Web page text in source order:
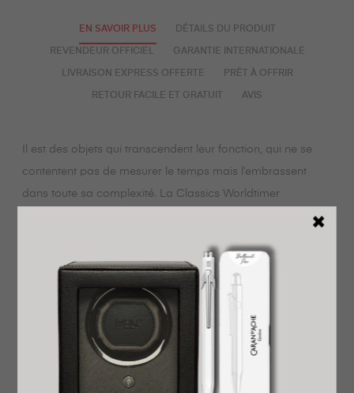
EN SAVOIR PLUS DÉTAILS DU PRODUIT
REVENDEUR OFFICIEL GARANTIE INTERNATIONALE
LIVRAISON EXPRESS OFFERTE PRÊT À OFFRIR
RETOUR FACILE ET GRATUIT AVIS
Il est des objets qui transcendent leur fonction, qui ne se
contentent pas de mesurer le temps mais l’embrassent
dans toute sa complexité. La Classics Worldtimer
Manufacture de Frédérique Constant est de ceux-là. Une
accompagner : 24 fuseaux horaires, réglables d’un simple
geste, une couronne comme unique complice – et déjà, le
monde s’ouvre sous vos yeux.
Pensée à Genève, façonnée pour l’ailleurs, cette montre est
née dans les ateliers de Plan-les-Ouates. Chaque
composant, chaque finition, chaque battement de cœur